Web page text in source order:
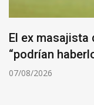
El ex
“podrían
07/08/2026